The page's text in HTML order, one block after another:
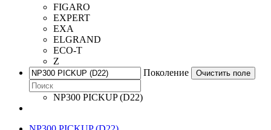
FIGARO
EXPERT
EXA
ELGRAND
ECO-T
Z
Поколение
Очистить поле
NP300 PICKUP (D22)